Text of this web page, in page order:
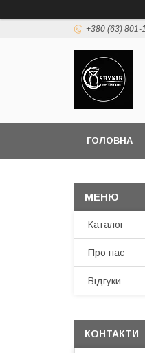
+380 (63) 801-
ГОЛОВНА
Каталог
Про нас
Відгуки
КОНТАКТИ